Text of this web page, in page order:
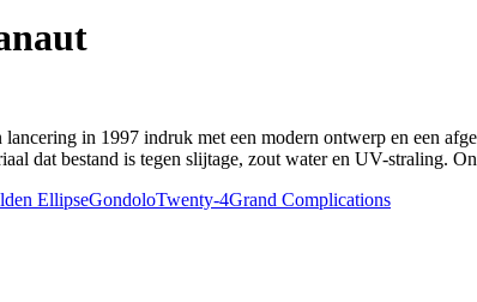
in 1997 indruk met een modern ontwerp en een
dat bestand is tegen slijtage, zout water en UV-straling.
EllipseGondoloTwenty-4Grand Complications